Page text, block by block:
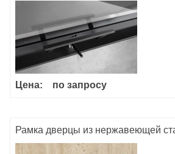
Цена: по запросу
Рамка дверцы из нержавеющей